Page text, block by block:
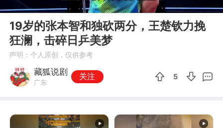
00:00
19岁的张本智和独砍两分，王楚钦力挽
狂澜，击碎日乒美梦
声明：个人原创，仅供参考
藏狐说剧
广东
关注 5